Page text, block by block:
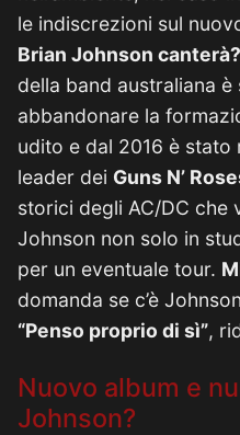
le indiscrezioni sul
Brian Johnson canterà?
della band australiana
abbandonare la
udito e dal 2016 è stato
leader dei Guns N’
storici degli AC/DC
Johnson non solo in
per un eventuale tour.
domanda se c’è
“Penso proprio di sì”,
Nuovo album e
Johnson?